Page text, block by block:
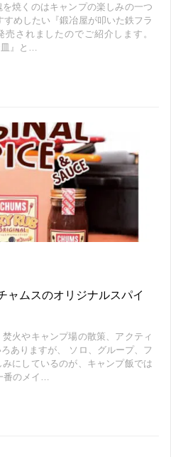
焼くのはキャンプの楽しみの一つ
めしたい『鍛冶屋が叩いた鉄フラ
されましたのでご紹介します。
』と…
ャムスのオリジナルスパイ
火やキャンプ場の散策、アクティ
ありますが、 ソロ、グループ、フ
にしているのが、キャンプ飯では
番のメイ…